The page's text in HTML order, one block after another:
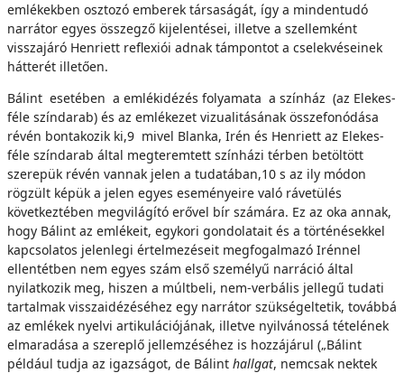
emlékekben osztozó emberek társaságát, így a mindentudó
narrátor egyes összegző kijelentései, illetve a szellemként
visszajáró Henriett reflexiói adnak támpontot a cselekvéseinek
hátterét illetően.
Bálint esetében a emlékidézés folyamata a színház (az Elekes-
féle színdarab) és az emlékezet vizualitásának összefonódása
révén bontakozik ki,9 mivel Blanka, Irén és Henriett az Elekes-
féle színdarab által megteremtett színházi térben betöltött
szerepük révén vannak jelen a tudatában,10 s az ily módon
rögzült képük a jelen egyes eseményeire való rávetülés
következtében megvilágító erővel bír számára. Ez az oka annak,
hogy Bálint az emlékeit, egykori gondolatait és a történésekkel
kapcsolatos jelenlegi értelmezéseit megfogalmazó Irénnel
ellentétben nem egyes szám első személyű narráció által
nyilatkozik meg, hiszen a múltbeli, nem-verbális jellegű tudati
tartalmak visszaidézéséhez egy narrátor szükségeltetik, továbbá
az emlékek nyelvi artikulációjának, illetve nyilvánossá tételének
elmaradása a szereplő jellemzéséhez is hozzájárul („Bálint
például tudja az igazságot, de Bálint hallgat, nemcsak nektek